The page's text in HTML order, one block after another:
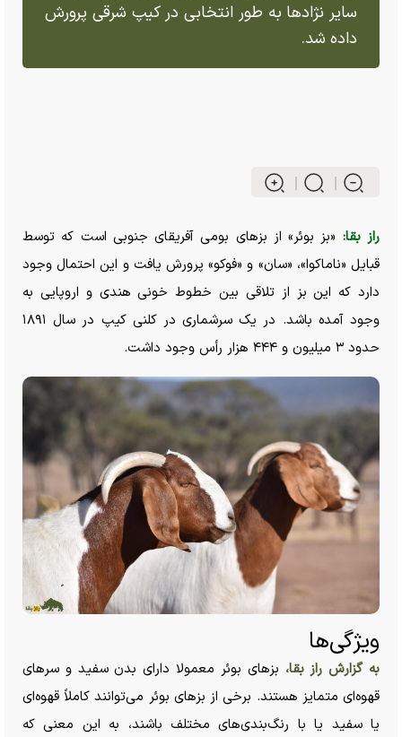
سایر نژاد‌ها به طور انتخابی در کیپ شرقی پرورش
داده شد.
راز بقا: «بز بوئر» از بز‌های بومی آفریقای جنوبی است که توسط
قبایل «ناماکوا»، «سان» و «فوکو» پرورش یافت و این احتمال وجود
دارد که این بز از تلاقی بین خطوط خونی هندی و اروپایی به
وجود آمده باشد. در یک سرشماری در کلنی کیپ در سال ۱۸۹۱
حدود ۳ میلیون و ۴۴۴ هزار رأس وجود داشت.
ویژگی‌ها
به گزارش راز بقا، بز‌های بوئر معمولا دارای بدن سفید و سر‌های
قهوه‌ای متمایز هستند. برخی از بز‌های بوئر می‌توانند کاملاً قهوه‌ای
یا سفید یا با رنگ‌بندی‌های مختلف باشند، به این معنی که